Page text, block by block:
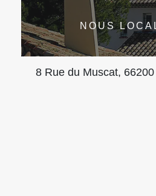
NOUS
8 Rue du Muscat,